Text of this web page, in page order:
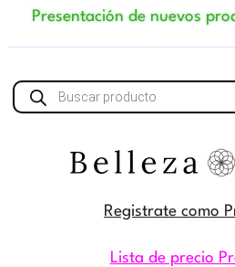
Presentación de nuevos
Búsqueda
de
Registrate como
Lista de precio